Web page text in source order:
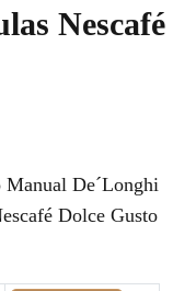
Nescafé
Manual De´Longhi
Dolce Gusto